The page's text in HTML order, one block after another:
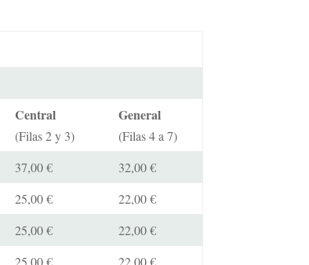
Central
(Filas 2 y 3)
General
(Filas 4 a 7)
37,00 € 32,00 €
25,00 € 22,00 €
25,00 € 22,00 €
25,00 € 22,00 €